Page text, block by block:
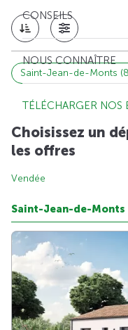
CONSEILS
NOUS CONNAÎTRE
TÉLÉCHARGER NOS
Saint-Jean-de-Monts
Choisissez un
les offres
Vendée
Saint-Jean-de-Monts